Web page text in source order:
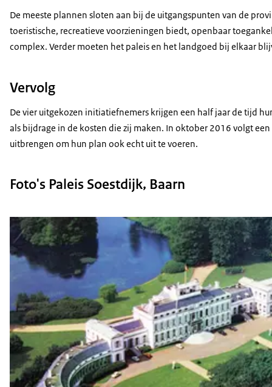
De meeste plannen sloten aan bij de uitgangspunten van de
toeristische, recreatieve voorzieningen biedt, openbaar
complex. Verder moeten het paleis en het landgoed bij elkaar
Vervolg
De vier uitgekozen initiatiefnemers krijgen een half jaar de tijd
als bijdrage in de kosten die zij maken. In oktober 2016 volgt
uitbrengen om hun plan ook echt uit te voeren.
Foto's Paleis Soestdijk, Baarn